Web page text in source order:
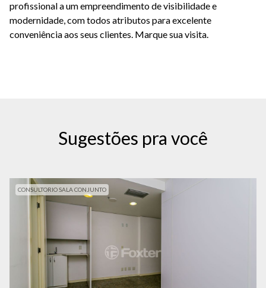
profissional a um empreendimento de visibilidade e
modernidade, com todos atributos para excelente
conveniência aos seus clientes. Marque sua visita.
Sugestões pra você
CONSULTORIO SALA CONJUNTO